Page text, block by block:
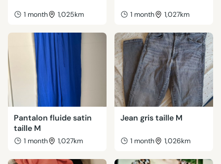
1 month 1,025km 1 month 1,027km
Pantalon fluide satin
taille M
1 month 1,027km
Jean gris taille M
1 month 1,026km